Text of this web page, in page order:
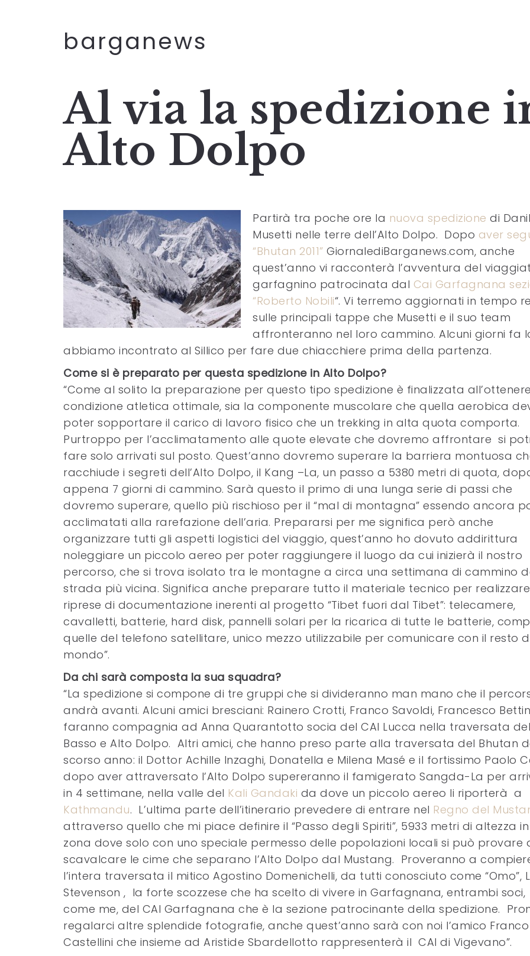
barganews
Al via la spedizione
Alto Dolpo
Partirà tra poche ore la nuova spedizione di
Musetti nelle terre dell’Alto Dolpo. Dopo aver
“Bhutan 2011” GiornalediBarganews.com, anche
quest’anno vi racconterà l’avventura del
garfagnino patrocinata dal Cai Garfagnana
“Roberto Nobili“. Vi terremo aggiornati in tempo
sulle principali tappe che Musetti e il suo team
affronteranno nel loro cammino. Alcuni giorni fa
abbiamo incontrato al Sillico per fare due chiacchiere prima della partenza.
Come si è preparato per questa spedizione in Alto Dolpo?
“Come al solito la preparazione per questo tipo spedizione è finalizzata
condizione atletica ottimale, sia la componente muscolare che quella aerobica
poter sopportare il carico di lavoro fisico che un trekking in alta quota comporta.
Purtroppo per l’acclimatamento alle quote elevate che dovremo affrontare si
fare solo arrivati sul posto. Quest’anno dovremo superare la barriera montuosa
racchiude i segreti dell’Alto Dolpo, il Kang –La, un passo a 5380 metri di quota,
appena 7 giorni di cammino. Sarà questo il primo di una lunga serie di passi che
dovremo superare, quello più rischioso per il “mal di montagna” essendo ancora
acclimatati alla rarefazione dell’aria. Prepararsi per me significa però anche
organizzare tutti gli aspetti logistici del viaggio, quest’anno ho dovuto addirittura
noleggiare un piccolo aereo per poter raggiungere il luogo da cui inizierà il nostro
percorso, che si trova isolato tra le montagne a circa una settimana di cammino
strada più vicina. Significa anche preparare tutto il materiale tecnico per
riprese di documentazione inerenti al progetto “Tibet fuori dal Tibet”: telecamere,
cavalletti, batterie, hard disk, pannelli solari per la ricarica di tutte le batterie,
quelle del telefono satellitare, unico mezzo utilizzabile per comunicare con il resto
mondo”.
Da chi sarà composta la sua squadra?
“La spedizione si compone di tre gruppi che si divideranno man mano che il
andrà avanti. Alcuni amici bresciani: Rainero Crotti, Franco Savoldi, Francesco
faranno compagnia ad Anna Quarantotto socia del CAI Lucca nella traversata del
Basso e Alto Dolpo. Altri amici, che hanno preso parte alla traversata del Bhutan
scorso anno: il Dottor Achille Inzaghi, Donatella e Milena Masé e il fortissimo Paolo
dopo aver attraversato l’Alto Dolpo supereranno il famigerato Sangda-La per
in 4 settimane, nella valle del Kali Gandaki da dove un piccolo aereo li riporterà a
Kathmandu. L’ultima parte dell’itinerario prevedere di entrare nel Regno del
attraverso quello che mi piace definire il “Passo degli Spiriti”, 5933 metri di altezza
zona dove solo con uno speciale permesso delle popolazioni locali si può provare
scavalcare le cime che separano l’Alto Dolpo dal Mustang. Proveranno a
l’intera traversata il mitico Agostino Domenichelli, da tutti conosciuto come “Omo”,
Stevenson , la forte scozzese che ha scelto di vivere in Garfagnana, entrambi soci,
come me, del CAI Garfagnana che è la sezione patrocinante della spedizione.
regalarci altre splendide fotografie, anche quest’anno sarà con noi l’amico Franco
Castellini che insieme ad Aristide Sbardellotto rappresenterà il CAI di Vigevano”.